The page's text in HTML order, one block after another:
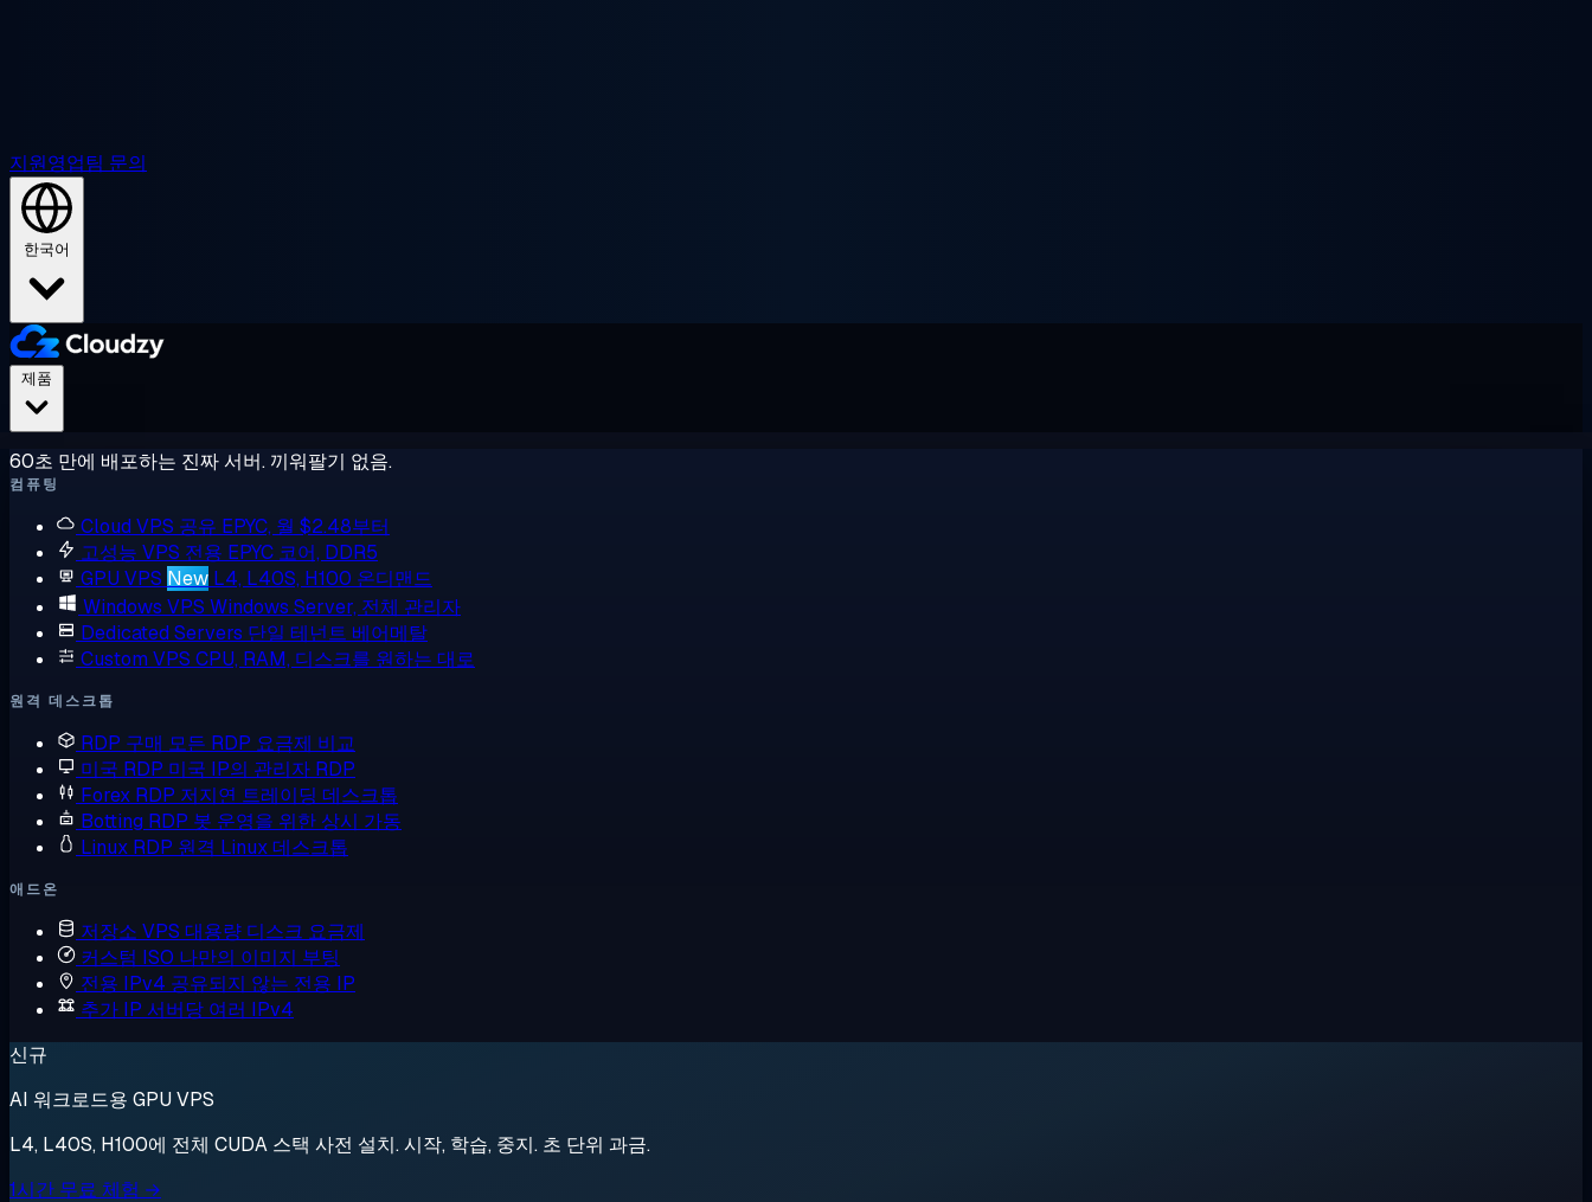
지원영업팀 문의
한국어
60초 만에 배포하는 진짜 서버. 끼워팔기 없음.
컴퓨팅
Cloud VPS 공유 EPYC, 월 $2.48부터
고성능 VPS 전용 EPYC 코어, DDR5
GPU VPS New L4, L40S, H100 온디맨드
Windows VPS Windows Server, 전체 관리자
Dedicated Servers 단일 테넌트 베어메탈
Custom VPS CPU, RAM, 디스크를 원하는 대로
원격 데스크톱
RDP 구매 모든 RDP 요금제 비교
미국 RDP 미국 IP의 관리자 RDP
Forex RDP 저지연 트레이딩 데스크톱
Botting RDP 봇 운영을 위한 상시 가동
Linux RDP 원격 Linux 데스크톱
애드온
저장소 VPS 대용량 디스크 요금제
커스텀 ISO 나만의 이미지 부팅
전용 IPv4 공유되지 않는 전용 IP
추가 IP 서버당 여러 IPv4
신규
AI 워크로드용 GPU VPS
L4, L40S, H100에 전체 CUDA 스택 사전 설치. 시작, 학습, 중지. 초 단위 과금.
1시간 무료 체험 →